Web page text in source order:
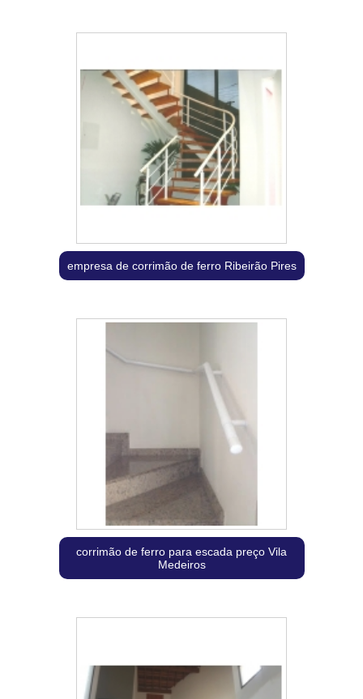
empresa de corrimão de ferro Ribeirão Pires
corrimão de ferro para escada preço Vila
Medeiros